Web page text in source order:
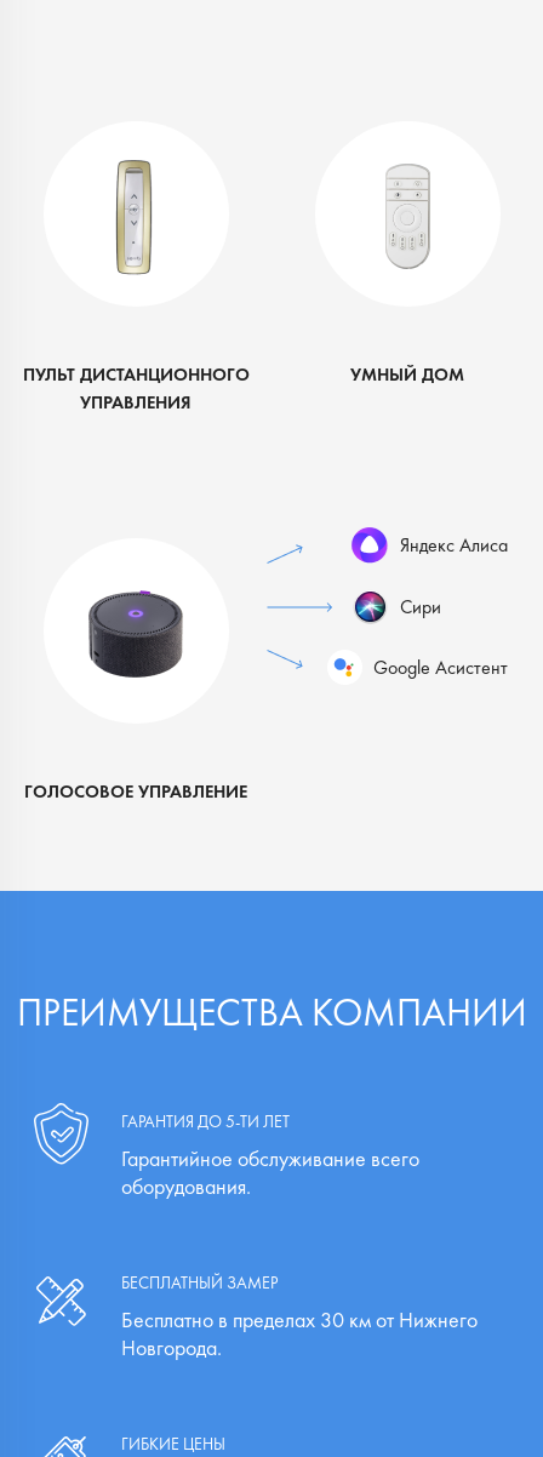
ПУЛЬТ ДИСТАНЦИОННОГО
УПРАВЛЕНИЯ
ГОЛОСОВОЕ УПРАВЛЕНИЕ
УМНЫЙ ДОМ
ПРЕИМУЩЕСТВА КОМПАНИИ
ГАРАНТИЯ ДО 5-ТИ ЛЕТ
Гарантийное обслуживание всего
оборудования.
БЕСПЛАТНЫЙ ЗАМЕР
Бесплатно в пределах 30 км от Нижнего
Новгорода.
ГИБКИЕ ЦЕНЫ